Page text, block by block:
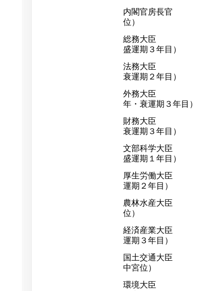
内閣官房長官 藤
位）
総務大臣 樽床
盛運期３年目）
法務大臣 田中
衰運期２年目）
外務大臣 玄葉
年・衰運期３年目）
財務大臣 城島
衰運期３年目）
文部科学大臣 田
盛運期１年目）
厚生労働大臣 三
運期２年目）
農林水産大臣 郡
位）
経済産業大臣 枝
運期３年目）
国土交通大臣 羽
中宮位）
環境大臣 長浜